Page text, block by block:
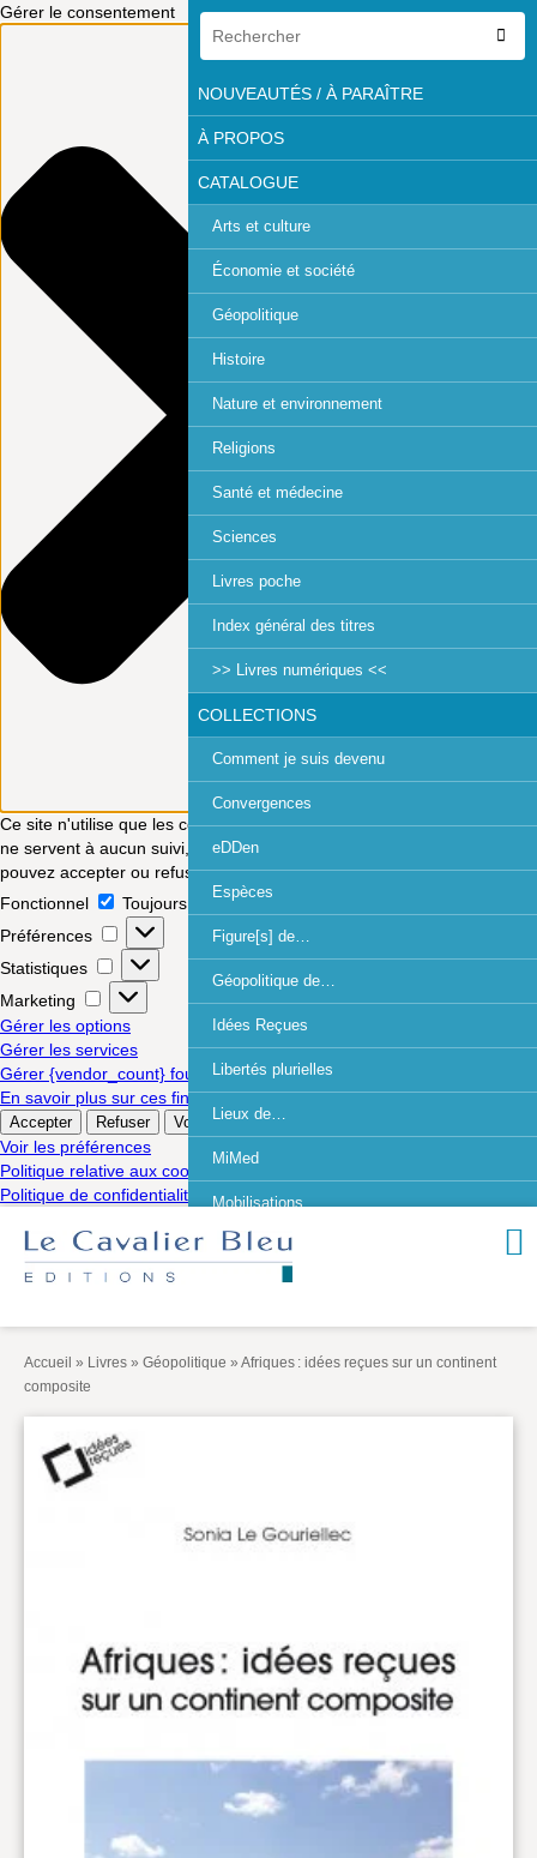
Gérer le consentement
Ce site n'utilise que les cookies nécessaires à son fonctionnement. Ils
ne servent à aucun suivi, aucune statistique, aucune publicité. Vous
pouvez accepter ou refuser ; votre choix est modifiable à tout moment.
Fonctionnel
Toujours activé
Préférences
Statistiques
Marketing
Gérer les options
Gérer les services
Gérer {vendor_count} fournisseurs
En savoir plus sur ces finalités
Accepter Refuser Voir les préférences
Voir les préférences
Politique relative aux cookies
Politique de confidentialité
NOUVEAUTÉS / À PARAÎTRE
À PROPOS
CATALOGUE
Arts et culture
Économie et société
Géopolitique
Histoire
Nature et environnement
Religions
Santé et médecine
Sciences
Livres poche
Index général des titres
>> Livres numériques <<
COLLECTIONS
Comment je suis devenu
Convergences
eDDen
Espèces
Figure[s] de…
Géopolitique de…
Idées Reçues
Libertés plurielles
Lieux de…
MiMed
Mobilisations
MythO !
Hors collection
CONTACT
POLITIQUE DE CONFIDENTIALITÉ
Accueil » Livres » Géopolitique » Afriques : idées reçues sur un continent
composite